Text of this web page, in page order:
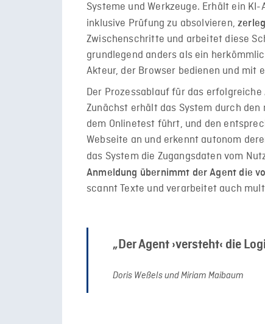
Systeme und Werkzeuge. Erhält ein
inklusive Prüfung zu absolvieren,
Zwischenschritte und arbeitet diese
grundlegend anders als ein
Akteur, der Browser bedienen und mit
Der Prozessablauf für das
Zunächst erhält das System durch
dem Onlinetest führt, und den
Webseite an und erkennt autonom
das System die Zugangsdaten vom
Anmeldung übernimmt der Agent die
scannt Texte und verarbeitet auch
„Der Agent ›versteht‹ die
Doris Weßels und Miriam Maibaum